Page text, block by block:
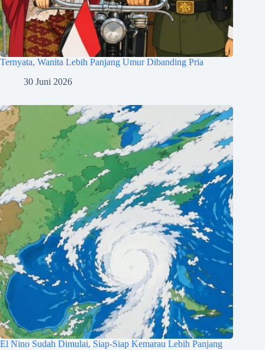
Ternyata, Wanita Lebih Panjang Umur Dibanding Pria
30 Juni 2026
El Nino Sudah Dimulai, Siap-Siap Kemarau Lebih Panjang